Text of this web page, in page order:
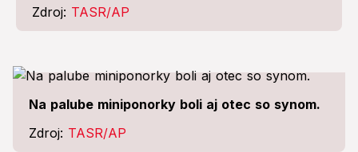
Zdroj: TASR/AP
Na palube miniponorky boli aj otec so synom.
Zdroj: TASR/AP